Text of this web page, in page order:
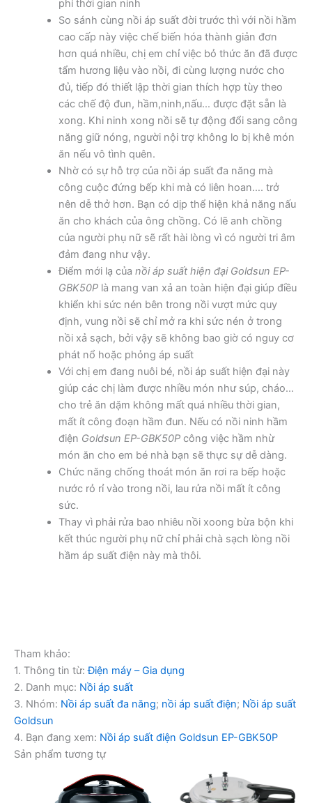
phí thời gian ninh
So sánh cùng nồi áp suất đời trước thì với nồi hầm
cao cấp này việc chế biến hóa thành giản đơn
hơn quá nhiều, chị em chỉ việc bỏ thức ăn đã được
tẩm hương liệu vào nồi, đi cùng lượng nước cho
đủ, tiếp đó thiết lập thời gian thích hợp tùy theo
các chế độ đun, hầm,ninh,nấu… được đặt sẵn là
xong. Khi ninh xong nồi sẽ tự động đổi sang công
năng giữ nóng, người nội trợ không lo bị khê món
ăn nếu vô tình quên.
Nhờ có sự hỗ trợ của nồi áp suất đa năng mà
công cuộc đứng bếp khi mà có liên hoan…. trở
nên dễ thở hơn. Bạn có dịp thể hiện khả năng nấu
ăn cho khách của ông chồng. Có lẽ anh chồng
của người phụ nữ sẽ rất hài lòng vì có người tri âm
đảm đang như vậy.
Điểm mới lạ của nồi áp suất hiện đại Goldsun EP-
GBK50Plà mang van xả an toàn hiện đại giúp điều
khiển khi sức nén bên trong nồi vượt mức quy
định, vung nồi sẽ chỉ mở ra khi sức nén ở trong
nồi xả sạch, bởi vậy sẽ không bao giờ có nguy cơ
phát nổ hoặc phỏng áp suất
Với chị em đang nuôi bé, nồi áp suất hiện đại này
giúp các chị làm được nhiều món như súp, cháo…
cho trẻ ăn dặm không mất quá nhiều thời gian,
mất ít công đoạn hầm đun. Nếu có nồi ninh hầm
điện Goldsun EP-GBK50Pcông việc hầm nhừ
món ăn cho em bé nhà bạn sẽ thực sự dễ dàng.
Chức năng chống thoát món ăn rơi ra bếp hoặc
nước rỏ rỉ vào trong nồi, lau rửa nồi mất ít công
sức.
Thay vì phải rửa bao nhiêu nồi xoong bừa bộn khi
kết thúc người phụ nữ chỉ phải chà sạch lòng nồi
hầm áp suất điện này mà thôi.
Tham khảo:
1. Thông tin từ:Điện máy – Gia dụng
2. Danh mục: Nồi áp suất
3. Nhóm: Nồi áp suất đa năng; nồi áp suất điện; Nồi áp suất
Goldsun
4. Bạn đang xem: Nồi áp suất điện Goldsun EP-GBK50P
Sản phẩm tương tự